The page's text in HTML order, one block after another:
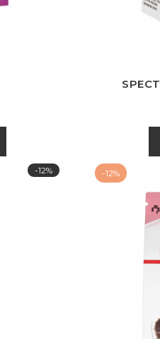
-12% -12%